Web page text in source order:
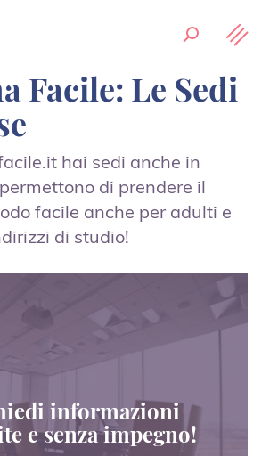
Facile: Le Sedi
hai sedi anche in
di prendere il
facile anche per adulti e
di studio!
informazioni
e senza impegno!